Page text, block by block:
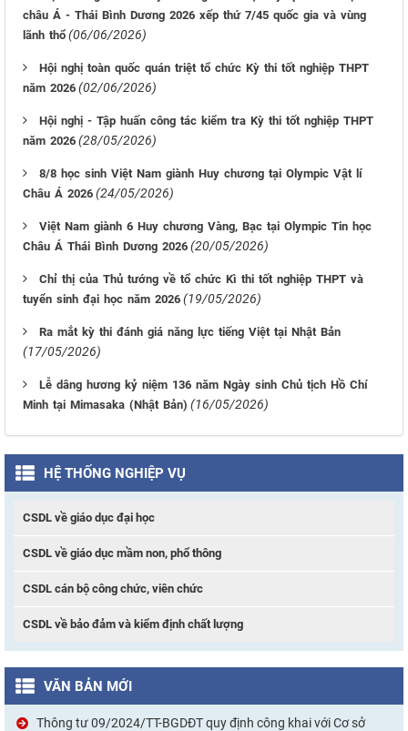
châu Á - Thái Bình Dương 2026 xếp thứ 7/45 quốc gia và vùng
lãnh thổ (06/06/2026)
Hội nghị toàn quốc quán triệt tổ chức Kỳ thi tốt nghiệp THPT
năm 2026 (02/06/2026)
Hội nghị - Tập huấn công tác kiểm tra Kỳ thi tốt nghiệp THPT
năm 2026 (28/05/2026)
8/8 học sinh Việt Nam giành Huy chương tại Olympic Vật lí
Châu Á 2026 (24/05/2026)
Việt Nam giành 6 Huy chương Vàng, Bạc tại Olympic Tin học
Châu Á Thái Bình Dương 2026 (20/05/2026)
Chỉ thị của Thủ tướng về tổ chức Kì thi tốt nghiệp THPT và
tuyển sinh đại học năm 2026 (19/05/2026)
Ra mắt kỳ thi đánh giá năng lực tiếng Việt tại Nhật Bản
(17/05/2026)
Lễ dâng hương kỷ niệm 136 năm Ngày sinh Chủ tịch Hồ Chí
Minh tại Mimasaka (Nhật Bản) (16/05/2026)
HỆ THỐNG NGHIỆP VỤ
CSDL về giáo dục đại học
CSDL về giáo dục mầm non, phổ thông
CSDL cán bộ công chức, viên chức
CSDL về bảo đảm và kiểm định chất lượng
VĂN BẢN MỚI
Thông tư 09/2024/TT-BGDĐT quy định công khai với Cơ sở